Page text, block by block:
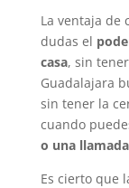
La ventaja de
dudas el
casa, sin
Guadalajara
sin tener la
cuando
o una
Es cierto que